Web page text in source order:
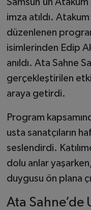
imza atıldı.
düzenlenen
isimlerinden Edip
anıldı. Ata Sahne
gerçekleştirilen
araya getirdi.
Program
usta sanatçıların
seslendirdi.
dolu anlar
duygusu ön plana
Ata